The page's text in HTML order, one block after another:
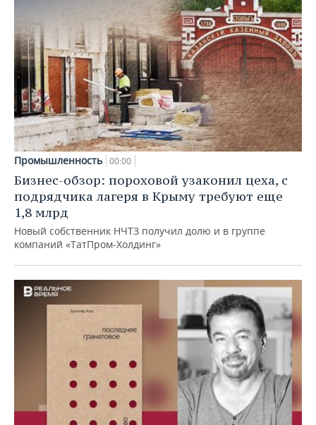
Промышленность 00:00
Бизнес-обзор: пороховой узаконил цеха, с
подрядчика лагеря в Крыму требуют еще
1,8 млрд
Новый собственник НЧТЗ получил долю и в группе
компаний «ТатПром-Холдинг»